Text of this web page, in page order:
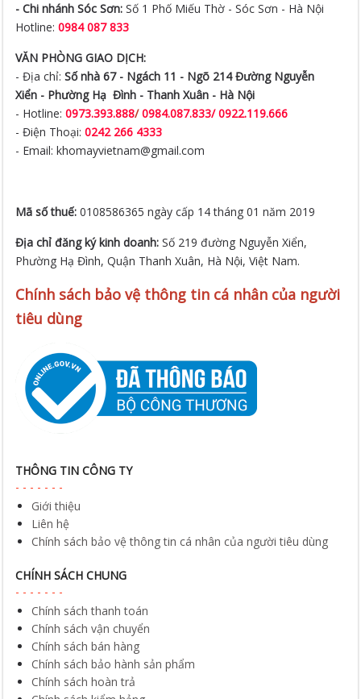
- Chi nhánh Sóc Sơn: Số 1 Phố Miếu Thờ - Sóc Sơn - Hà Nội
Hotline:0984 087 833
VĂN PHÒNG GIAO DỊCH:
- Địa chỉ:Số nhà 67 - Ngách 11 - Ngõ 214 Đường Nguyễn
Xiển - Phường Hạ Đình - Thanh Xuân - Hà Nội
- Hotline:0973.393.888/ 0984.087.833/ 0922.119.666
- Điện Thoại:0242 266 4333
- Email: khomayvietnam@gmail.com
Mã số thuế:0108586365 ngày cấp 14 tháng 01 năm 2019
Địa chỉ đăng ký kinh doanh:Số 219 đường Nguyễn Xiển,
Phường Hạ Đình, Quận Thanh Xuân, Hà Nội, Việt Nam.
Chính sách bảo vệ thông tin cá nhân của người
tiêu dùng
THÔNG TIN CÔNG TY
Giới thiệu
Liên hệ
Chính sách bảo vệ thông tin cá nhân của người tiêu dùng
CHÍNH SÁCH CHUNG
Chính sách thanh toán
Chính sách vận chuyển
Chính sách bán hàng
Chính sách bảo hành sản phẩm
Chính sách hoàn trả